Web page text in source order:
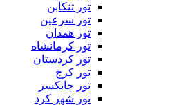
تور تنکابن
تور سرعین
تور همدان
تور کرمانشاه
تور کردستان
تور کرج
تور چابکسر
تور شهر کرد